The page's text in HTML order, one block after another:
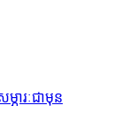
ភារៈជាមុន